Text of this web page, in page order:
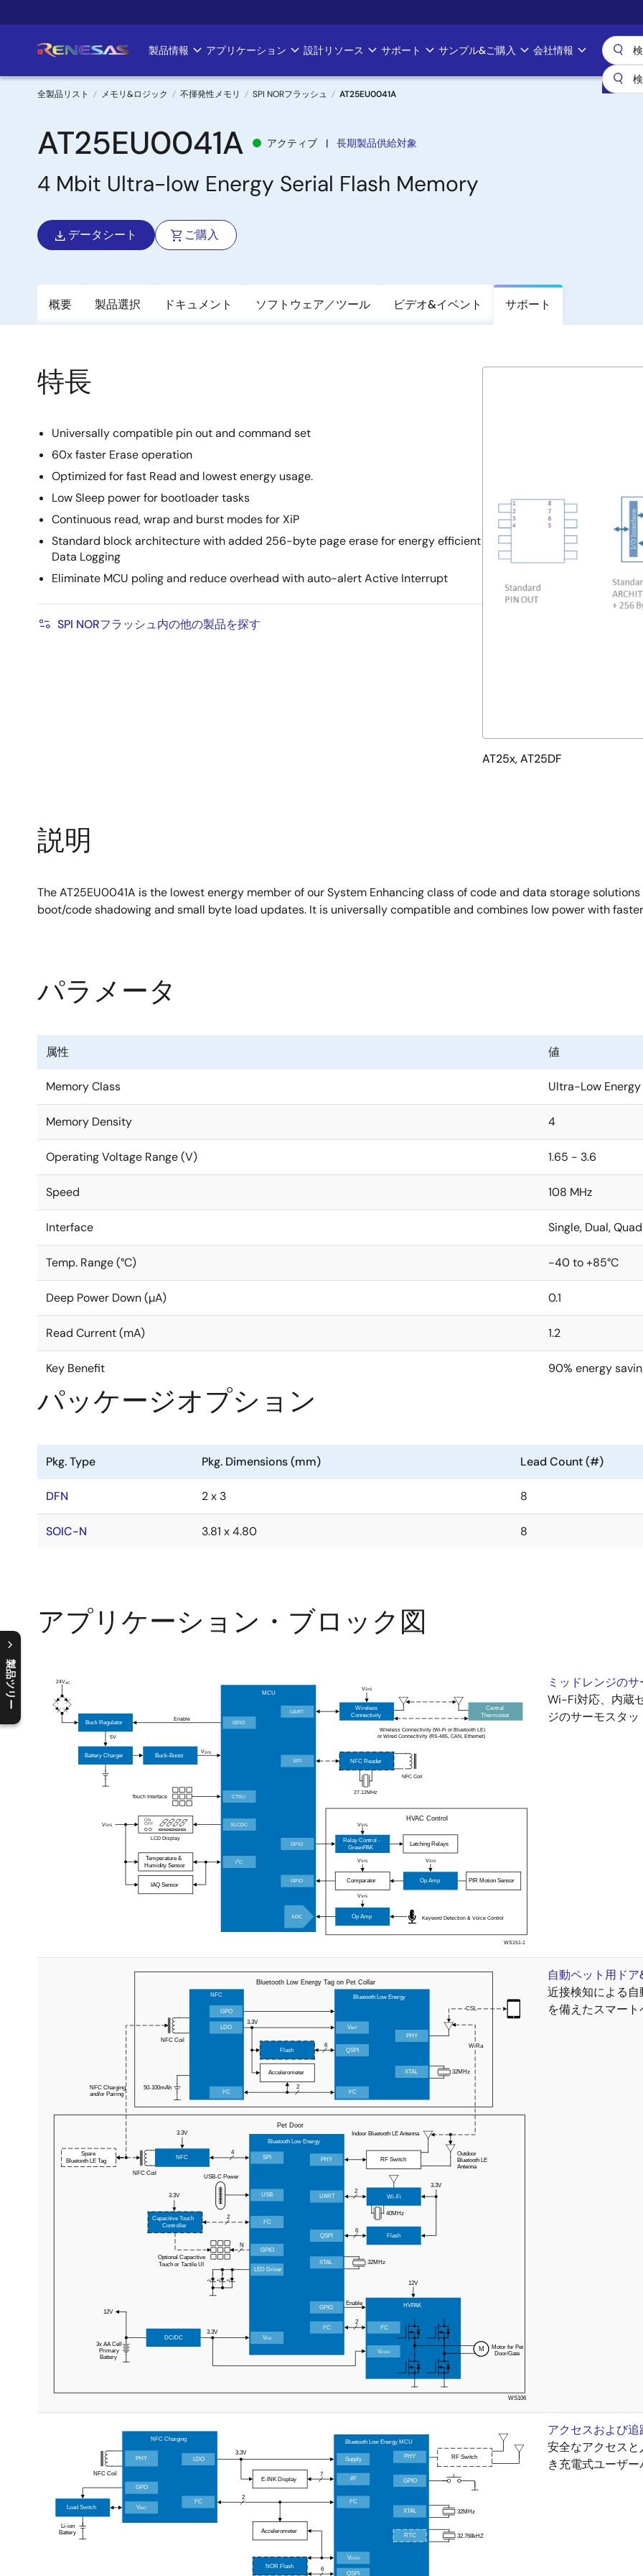
イ
ン
Main
navigation
製品情報 アプリケーション 設計リソース サポート サンプル&ご購入 会社情報
パ
ン
く
ず
全製品リスト メモリ&ロジック 不揮発性メモリ SPI NORフラッシュ AT25EU0041A
AT25EU0041A アクティブ 長期製品供給対象
4 Mbit Ultra-low Energy Serial Flash Memory
データシート ご購入
概要 製品選択 ドキュメント ソフトウェア／ツール ビデオ&イベント サポート
製品ツリー
C
l
o
s
e
p
r
o
d
u
c
t
t
r
e
e
m
e
n
O
p
e
n
p
r
o
d
u
c
t
t
r
e
e
m
e
n
特長
Universally compatible pin out and command set
60x faster Erase operation
Optimized for fast Read and lowest energy usage.
Low Sleep power for bootloader tasks
Continuous read, wrap and burst modes for XiP
Standard block architecture with added 256-byte page erase for energy efficient
Data Logging
Eliminate MCU poling and reduce overhead with auto-alert Active Interrupt
SPI NORフラッシュ内の他の製品を探す
AT25x, AT25DF
説明
The AT25EU0041A is the lowest energy member of our System Enhancing class of code and data storage
boot/code shadowing and small byte load updates. It is universally compatible and combines low power with
パラメータ
属性 値
Memory Class Ultra-Low Energy
Memory Density 4
Operating Voltage Range (V) 1.65 - 3.6
Speed 108 MHz
Interface Single, Dual,
Temp. Range (°C) -40 to +85°C
Deep Power Down (µA) 0.1
Read Current (mA) 1.2
Key Benefit 90% energy
パッケージオプション
Pkg. Type Pkg. Dimensions (mm) Lead Count (#)
DFN 2 x 3 8
SOIC-N 3.81 x 4.80 8
アプリケーション・ブロック図
ミッドレンジの
Wi-Fi対応、内蔵
ジのサーモスタ
自動ペット用ド
近接検知による
を備えたスマー
アクセスおよび
安全なアクセス
き充電式ユーザ